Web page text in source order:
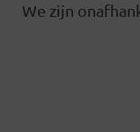
We zijn